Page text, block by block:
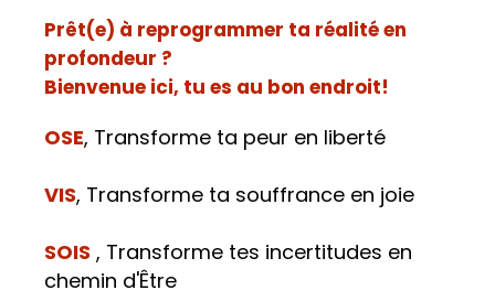
Prêt(e) à reprogrammer ta réalité en
profondeur ?
Bienvenue ici, tu es au bon endroit!
OSE, Transforme ta peur en liberté
VIS, Transforme ta souffrance en joie
SOIS , Transforme tes incertitudes en
chemin d'Être